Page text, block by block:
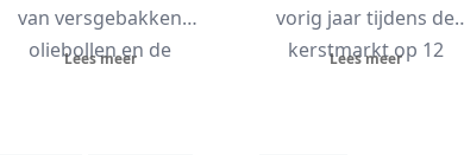
van versgebakken
oliebollen en de
Lees meer
vorig jaar tijdens de
kerstmarkt op 12
Lees meer